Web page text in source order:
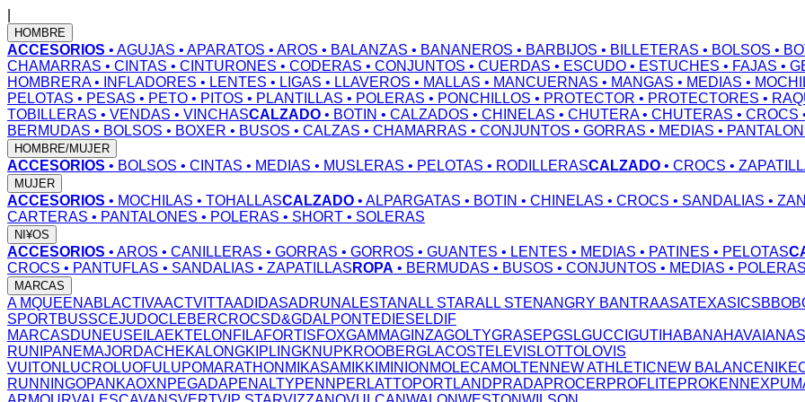
HOMBRE
ACCESORIOS • AGUJAS • APARATOS • AROS • BALANZAS • BANANEROS • BARBIJOS • BILLETERAS • BOLSOS •
CHAMARRAS • CINTAS • CINTURONES • CODERAS • CONJUNTOS • CUERDAS • ESCUDO • ESTUCHES • FAJAS •
HOMBRERA• INFLADORES • LENTES • LIGAS • LLAVEROS • MALLAS • MANCUERNAS • MANGAS • MEDIAS •
PELOTAS • PESAS • PETO • PITOS • PLANTILLAS • POLERAS • PONCHILLOS • PROTECTOR • PROTECTORES •
TOBILLERAS • VENDAS • VINCHASCALZADO • BOTIN • CALZADOS • CHINELAS • CHUTERA• CHUTERAS • CROCS
BERMUDAS • BOLSOS • BOXER • BUSOS • CALZAS • CHAMARRAS • CONJUNTOS • GORRAS • MEDIAS •
HOMBRE/MUJER
ACCESORIOS • BOLSOS • CINTAS • MEDIAS • MUSLERAS • PELOTAS • RODILLERASCALZADO • CROCS •
MUJER
ACCESORIOS • MOCHILAS • TOHALLASCALZADO • ALPARGATAS • BOTIN • CHINELAS • CROCS • SANDALIAS •
CARTERAS • PANTALONES • POLERAS • SHORT • SOLERAS
NI¥OS
ACCESORIOS • AROS • CANILLERAS • GORRAS • GORROS • GUANTES • LENTES • MEDIAS • PATINES • PELOTAS
CROCS • PANTUFLAS • SANDALIAS • ZAPATILLAS ROPA • BERMUDAS • BUSOS • CONJUNTOS • MEDIAS •
MARCAS
A MQUEENABLACTIVAACTVITTAADIDASADRUNALESTANALL STARALL STENANGRY BANTRAASATEXASICSBBO
SPORTBUSSCEJUDOCLEBERCROCSD&GDALPONTEDIESELDIF
MARCASDUNEUSEILAEKTELON FILAFORTISFOXGAMMAGINZAGOLTYGRASEPGSLGUCCI GUTI HABANAHAVAIANAS
RUN IPANEMAJORDACHEKALONGKIPLINGKNUPKROOBERGLACOSTE LEVIS LOTTOLOVIS
VUITON LUCROLUOFU LUPOMARATHON MIKASAMIKKI MINION MOLECAMOLTEN NEW ATHLETICNEW BALANCENIKE
RUNNINGOPANKAOXN PEGADAPENALTYPENN PERLATTOPORTLANDPRADAPROCERPROFLITEPROKENNEX